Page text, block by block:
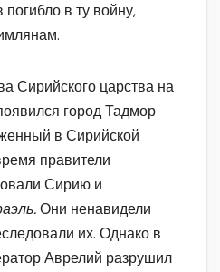
в ту войну,
Сирийского царства на
город Тадмор
в Сирийской
правители
Сирию и
Они ненавидели
их. Однако в
Аврелий разрушил